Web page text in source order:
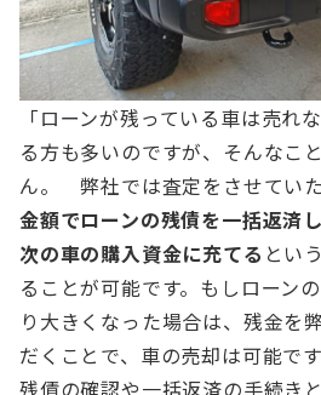
「ローンが残っている車は売れ
る方も多いのですが、そんなこ
ん。
弊社では査定をさせていた
金額でローンの残債を一括返済
次の車の購入資金に充てる とい
ることが可能です。もしローン
り大きくなった場合は、残金を
だくことで、車の売却は可能です
残債の確認や一括返済の手続き